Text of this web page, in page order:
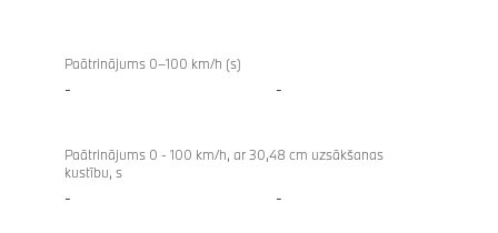
Paātrinājums 0–100 km/h (s)
- -
Paātrinājums 0 - 100 km/h, ar 30,48 cm uzsākšanas
kustību, s
- -